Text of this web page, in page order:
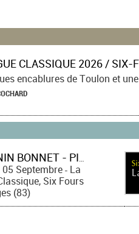
Septembre - La
Six Fours
(83)